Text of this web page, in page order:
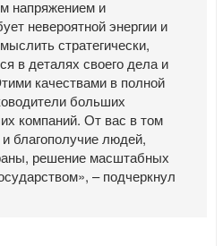
напряжением и
невероятной энергии и
стратегически,
в деталях своего дела и
качествами в полной
больших
компаний. От вас в том
благополучие людей,
решение масштабных
– подчеркнул